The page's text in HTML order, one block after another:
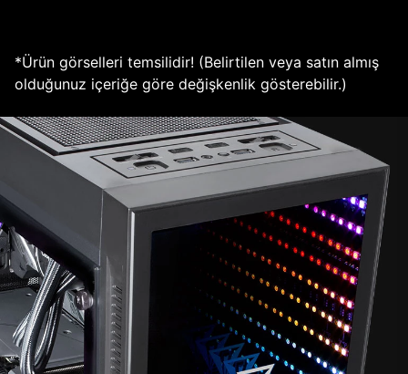
*Ürün görselleri temsilidir! (Belirtilen veya satın almış
olduğunuz içeriğe göre değişkenlik gösterebilir.)